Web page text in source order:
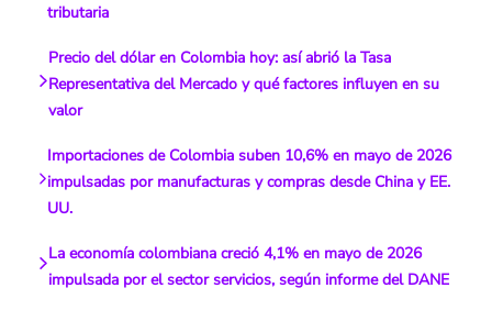
tributaria
Precio del dólar en Colombia hoy: así abrió la Tasa
Representativa del Mercado y qué factores influyen en su
valor
Importaciones de Colombia suben 10,6% en mayo de 2026
impulsadas por manufacturas y compras desde China y EE.
UU.
La economía colombiana creció 4,1% en mayo de 2026
impulsada por el sector servicios, según informe del DANE